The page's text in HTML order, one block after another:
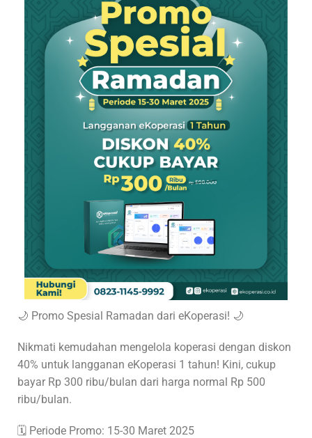
🌙 Promo Spesial Ramadan dari eKoperasi! 🌙
Nikmati kemudahan mengelola koperasi dengan diskon
40% untuk langganan eKoperasi 1 tahun! Kini, cukup
bayar Rp 300 ribu/bulan dari harga normal Rp 500
ribu/bulan.
🗓 Periode Promo: 15-30 Maret 2025